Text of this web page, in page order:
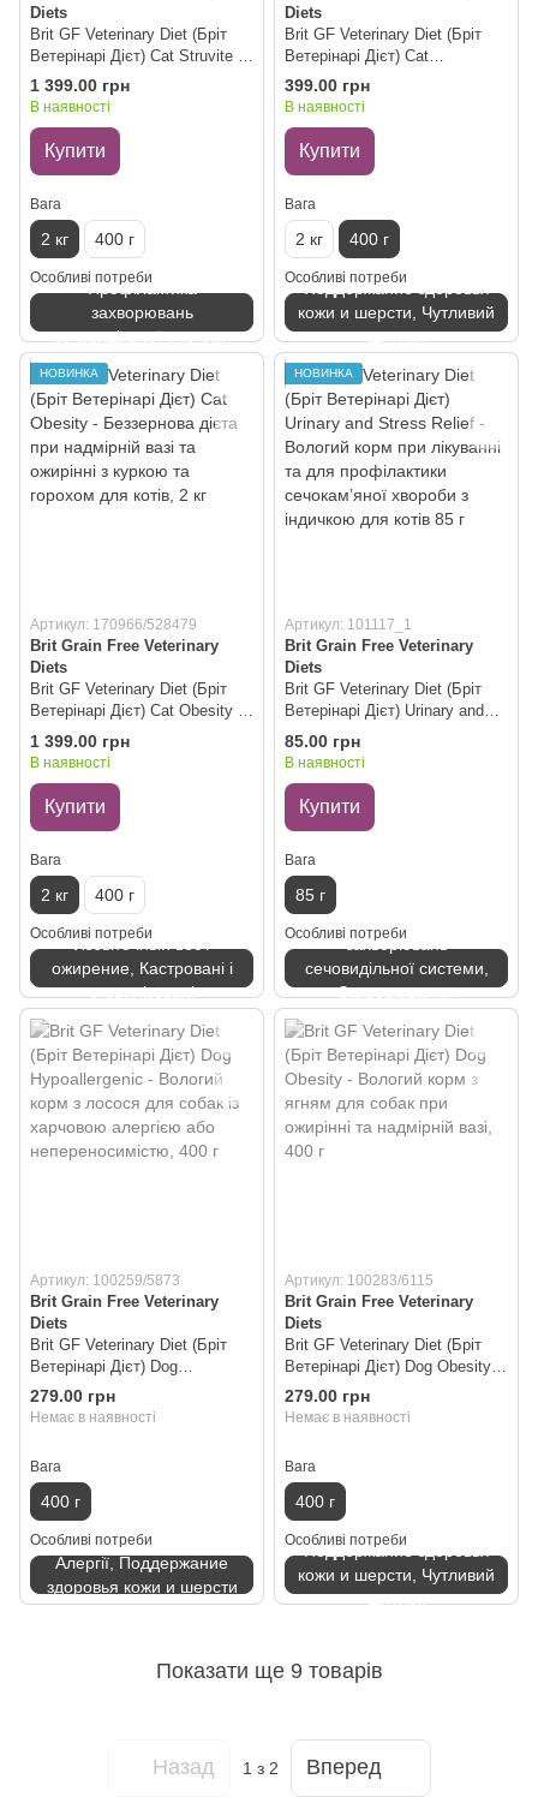
Diets
Brit GF Veterinary Diet (Бріт
Ветерінарі Дієт) Cat Struvite -
Беззернова дієта при
струвитному типі сечокам'яної
для котів, 2 кг
1 399.00 грн
В наявності
Купити
Вага
2 кг 400 г
Особливі потреби
Профілактика
захворювань
сечовидільної системи
Diets
Brit GF Veterinary Diet (Бріт
Ветерінарі Дієт) Cat
Hypoallergenic - Беззернова
гіпоалергенна дієта з лососем
399.00 грн
В наявності
Купити
Вага
2 кг 400 г
Особливі потреби
Поддержание здоровья
кожи и шерсти, Чутливий
шлунок
НОВИНКА
Артикул: 170966/528479
Brit Grain Free Veterinary
Diets
Brit GF Veterinary Diet (Бріт
Ветерінарі Дієт) Cat Obesity -
Беззернова дієта при
надмірній вазі та ожирінні з
2 кг
1 399.00 грн
В наявності
Купити
Вага
2 кг 400 г
Особливі потреби
Избыточный вес /
ожирение, Кастровані і
стерилізовані
НОВИНКА
Артикул: 101117_1
Brit Grain Free Veterinary
Diets
Brit GF Veterinary Diet (Бріт
Ветерінарі Дієт) Urinary and
Stress Relief - Вологий корм
при лікуванні та для
хвороби з індичкою для котів
85 г
85.00 грн
В наявності
Купити
Вага
85 г
Особливі потреби
захворювань
сечовидільної системи,
Захворювання
сечостатевої системи
Артикул: 100259/5873
Brit Grain Free Veterinary
Diets
Brit GF Veterinary Diet (Бріт
Ветерінарі Дієт) Dog
Hypoallergenic - Вологий корм
з лосося для собак із
279.00 грн
Немає в наявності
Вага
400 г
Особливі потреби
Алергії, Поддержание
здоровья кожи и шерсти
Артикул: 100283/6115
Brit Grain Free Veterinary
Diets
Brit GF Veterinary Diet (Бріт
Ветерінарі Дієт) Dog Obesity -
Вологий корм з ягням для
собак при ожирінні та
279.00 грн
Немає в наявності
Вага
400 г
Особливі потреби
Поддержание здоровья
кожи и шерсти, Чутливий
шлунок
Показати ще 9 товарів
Назад 1 з 2 Вперед